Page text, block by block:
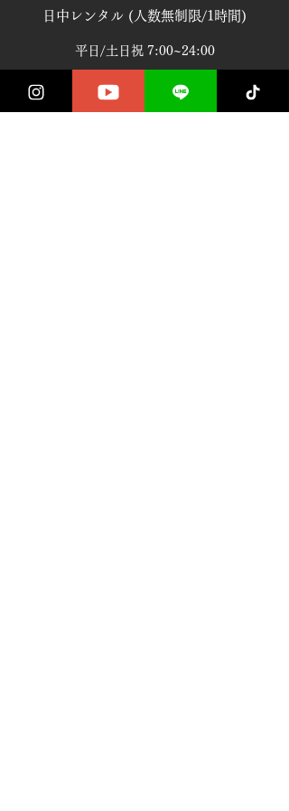
​​日中レンタル (人数無制限/1時間)
平日/土日祝 7:00~24:00
レンタル規約1